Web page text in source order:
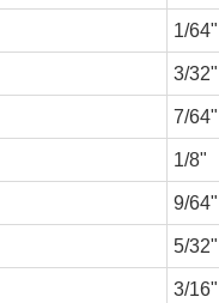
1/64"
3/32"
7/64"
1/8"
9/64"
5/32"
3/16"